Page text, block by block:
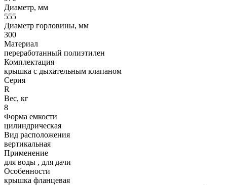
Диаметр, мм
555
Диаметр горловины, мм
300
Материал
переработанный полиэтилен
Комплектация
крышка с дыхательным клапаном
Серия
R
Вес, кг
8
Форма емкости
цилиндрическая
Вид расположения
вертикальная
Применение
для воды , для дачи
Особенности
крышка фланцевая